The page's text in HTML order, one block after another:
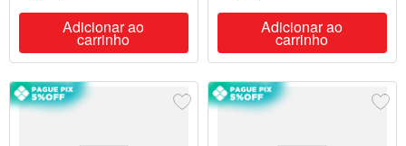
Adicionar ao
carrinho
Adicionar ao
carrinho